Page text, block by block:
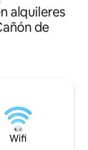
cualquier
cocina
intentado
alquileres
de
Wifi